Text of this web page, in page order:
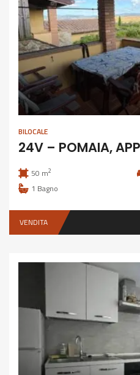
BILOCALE
50 m2
1 Bagno
VENDITA